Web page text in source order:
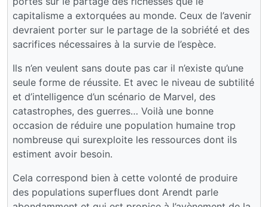
capitalisme a extorquées au monde. Ceux de l’avenir
devraient porter sur le partage de la sobriété et des
sacrifices nécessaires à la survie de l’espèce.
Ils n’en veulent sans doute pas car il n’existe qu’une
seule forme de réussite. Et avec le niveau de subtilité
et d’intelligence d’un scénario de Marvel, des
catastrophes, des guerres… Voilà une bonne
occasion de réduire une population humaine trop
nombreuse qui surexploite les ressources dont ils
estiment avoir besoin.
Cela correspond bien à cette volonté de produire
des populations superflues dont Arendt parle